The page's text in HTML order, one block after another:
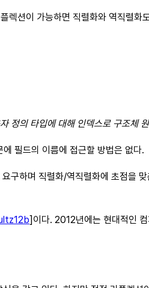
렉션이 가능하면 직렬화와 역직렬화
정의 타입에 대해 인덱스로 구조체
필드의 이름에 접근할 방법은 없다.
구하며 직렬화/역직렬화에 초점을
]이다. 2012년에는 현대적인